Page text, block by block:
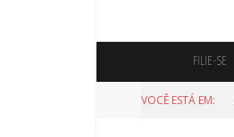
FILIE-SE
VOCÊ ESTÁ EM: